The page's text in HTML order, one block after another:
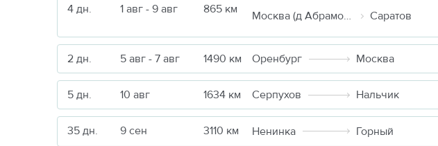
4 дн. 1 авг - 9 авг 865 км Москва (д Абрамовка) Саратов
2 дн. 5 авг - 7 авг 1490 км Оренбург Москва
5 дн. 10 авг 1634 км Серпухов Нальчик
35 дн. 9 сен 3110 км Ненинка Горный